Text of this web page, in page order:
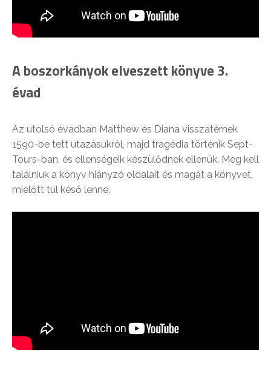
A boszorkányok elveszett könyve 3.
évad
Az utolsó évadban Matthew és Diana visszatérnek
1590-be tett utazásukról, majd tragédia történik Sept-
Tours-ban, és ellenségeik készülődnek ellenük. Meg kell
találniuk a könyv hiányzó oldalait és magát a könyvet,
mielőtt túl késő lenne.